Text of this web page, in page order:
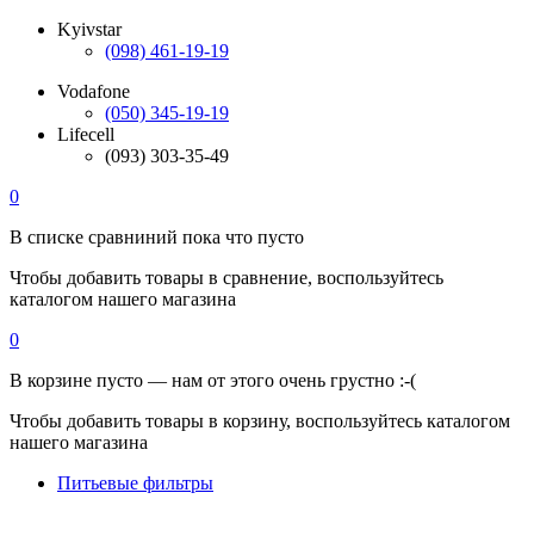
Kyivstar
(098) 461-19-19
Vodafone
(050) 345-19-19
Lifecell
(093) 303-35-49
0
В списке сравниний пока что пусто
Чтобы добавить товары в сравнение, воспользуйтесь
каталогом нашего магазина
0
В корзине пусто — нам от этого очень грустно :-(
Чтобы добавить товары в корзину, воспользуйтесь каталогом
нашего магазина
Питьевые фильтры